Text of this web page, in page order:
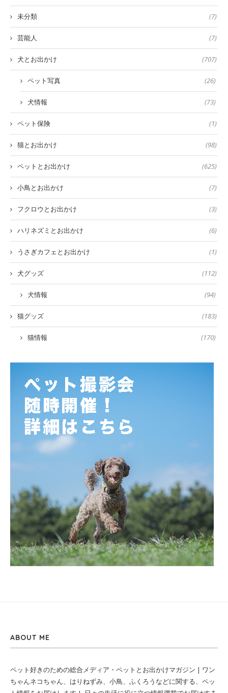
未分類 (7)
芸能人 (7)
犬とお出かけ (707)
ペット写真 (26)
犬情報 (73)
ペット保険 (1)
猫とお出かけ (98)
ペットとお出かけ (625)
小鳥とお出かけ (7)
フクロウとお出かけ (3)
ハリネズミとお出かけ (6)
うさぎカフェとお出かけ (1)
犬グッズ (112)
犬情報 (94)
猫グッズ (183)
猫情報 (170)
ABOUT ME
ペット好きのための総合メディア・ペットとお出かけマガジン | ワン
ちゃんネコちゃん、はりねずみ、小鳥、ふくろうなどに関する、ペッ